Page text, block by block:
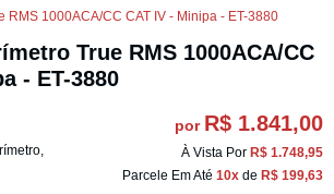
RMS 1000ACA/CC CAT IV - Minipa - ET-3880
True RMS 1000ACA/CC
- ET-3880
,
por R$ 1.841,00
À Vista Por R$ 1.748,95
Parcele Em Até 10x de R$ 199,63